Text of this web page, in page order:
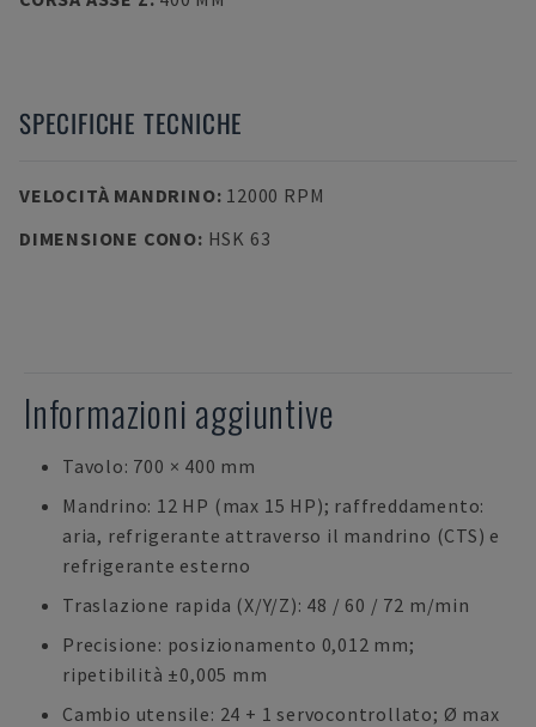
SPECIFICHE TECNICHE
VELOCITÀ MANDRINO: 12000 RPM
DIMENSIONE CONO: HSK 63
Informazioni aggiuntive
Tavolo: 700 × 400 mm
Mandrino: 12 HP (max 15 HP); raffreddamento:
aria, refrigerante attraverso il mandrino (CTS) e
refrigerante esterno
Traslazione rapida (X/Y/Z): 48 / 60 / 72 m/min
Precisione: posizionamento 0,012 mm;
ripetibilità ±0,005 mm
Cambio utensile: 24 + 1 servocontrollato; Ø max